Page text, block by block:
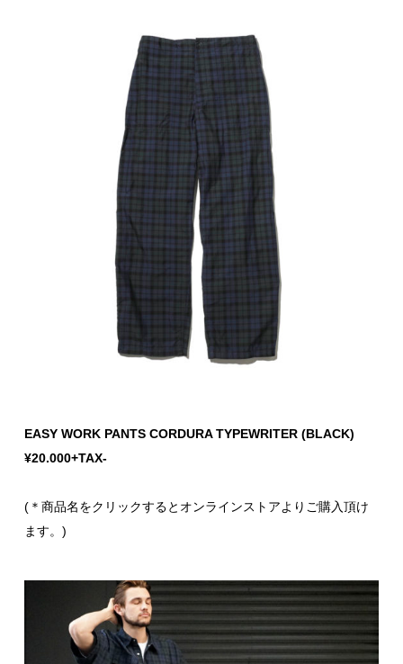
EASY WORK PANTS CORDURA TYPEWRITER (BLACK)
¥20.000+TAX-
(＊商品名をクリックするとオンラインストアよりご購入頂け
ます。)